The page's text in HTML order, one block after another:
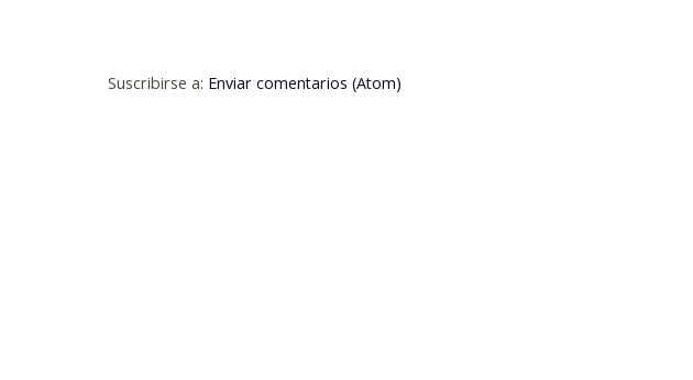
Suscribirse a: Enviar comentarios (Atom)